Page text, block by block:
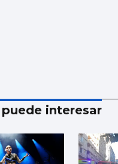
interesar